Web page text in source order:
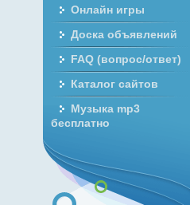
Онлайн игры
Доска объявлений
FAQ (вопрос/ответ)
Каталог сайтов
Музыка mp3
бесплатно